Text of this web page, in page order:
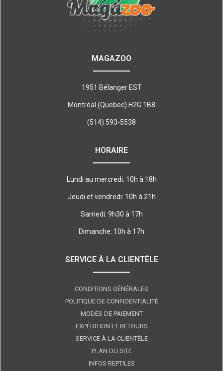
MAGAZOO
1951 Bélanger EST
Montréal (Quebec) H2G 1B8
(514) 593-5538
HORAIRE
Lundi au mercredi: 10h à 18h
Jeudi et vendredi: 10h à 21h
Samedi: 9h30 à 17h
Dimanche: 10h à 17h
SERVICE À LA CLIENTÈLE
CONDITIONS GÉNÉRALES
POLITIQUE DE CONFIDENTIALITÉ
MODES DE PAIEMENT
EXPÉDITION ET RETOURS
SERVICE À LA CLIENTÈLE
PLAN DU SITE
INFOS REPTILES